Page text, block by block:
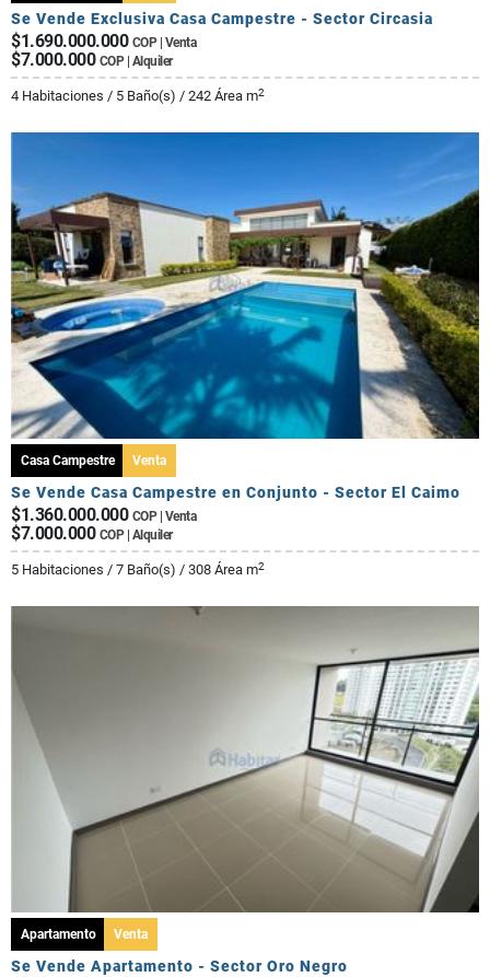
Se Vende Exclusiva Casa Campestre - Sector Circasia
$1.690.000.000 COP | Venta
$7.000.000 COP | Alquiler
4 Habitaciones / 5 Baño(s) / 242 Área m2
Casa Campestre Venta
Se Vende Casa Campestre en Conjunto - Sector El Caimo
$1.360.000.000 COP | Venta
$7.000.000 COP | Alquiler
5 Habitaciones / 7 Baño(s) / 308 Área m2
Apartamento Venta
Se Vende Apartamento - Sector Oro Negro